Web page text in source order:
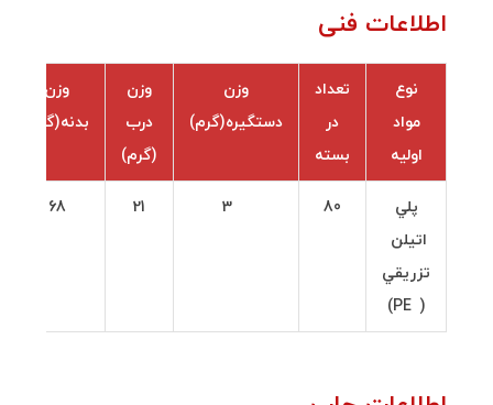
اطلاعات فنی
نوع
مواد
اوليه
تعداد
در
بسته
وزن
دستگيره(گرم)
وزن
درب
(گرم)
وزن
بدنه(گرم)
پلي
اتيلن
تزريقي
( PE)
80
3
21
68